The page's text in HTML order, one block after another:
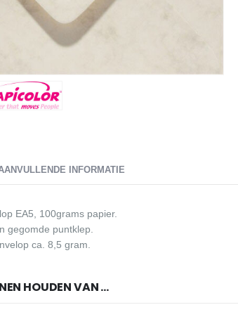
INFORMATIE
EA5, 100grams papier.
gegomde puntklep.
ca. 8,5 gram.
HOUDEN VAN …